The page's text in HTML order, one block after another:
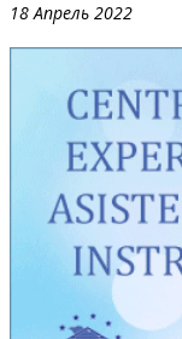
18 Апрель 2022